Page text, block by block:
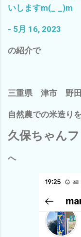
いしますm(_ _)m
- 5月 16, 2023
の紹介で
三重県 津市 野
自然農での米造り
久保ちゃん
へ